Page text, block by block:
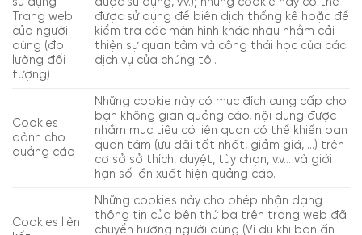
sử dụng
Trang web
của người
dùng (đo
lường đối
tượng)
được sử dụng, v.v.); những cookie này có thể
được sử dụng để biên dịch thống kê hoặc để
kiểm tra các màn hình khác nhau nhằm cải
thiện sự quan tâm và công thái học của các
dịch vụ của chúng tôi.
Cookies
dành cho
quảng cáo
Những cookie này có mục đích cung cấp cho
bạn không gian quảng cáo, nội dung được
nhắm mục tiêu có liên quan có thể khiến bạn
quan tâm (ưu đãi tốt nhất, giảm giá, …) trên
cơ sở sở thích, duyệt, tùy chọn, v.v… và giới
hạn số lần xuất hiện quảng cáo.
Cookies liên
Những cookies này cho phép nhận dạng
thông tin của bên thứ ba trên trang web đã
chuyển hướng người dùng (Ví dụ khi bạn ấn